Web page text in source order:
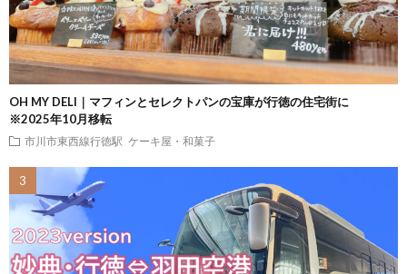
OH MY DELI｜マフィンとセレクトパンの宝庫が行徳の住宅街に
※2025年10月移転
市川市東西線行徳駅 ケーキ屋・和菓子